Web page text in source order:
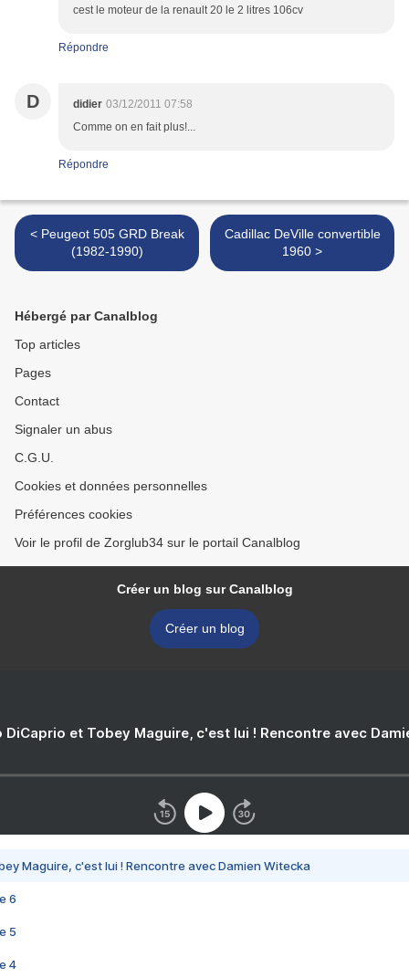
cest le moteur de la renault 20 le 2 litres 106cv
Répondre
D didier 03/12/2011 07:58
Comme on en fait plus!...
Répondre
< Peugeot 505 GRD Break
(1982-1990)
Cadillac DeVille convertible
1960 >
Hébergé par Canalblog
Top articles
Pages
Contact
Signaler un abus
C.G.U.
Cookies et données personnelles
Préférences cookies
Voir le profil de Zorglub34 sur le portail Canalblog
Créer un blog sur Canalblog
Créer un blog
DiCaprio et Tobey Maguire, c'est lui ! Rencontre avec
Maguire, c'est lui ! Rencontre avec Damien Witecka
6
5
4